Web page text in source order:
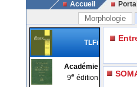
Accueil
Morphologie
TLFi
Académie
9e édition